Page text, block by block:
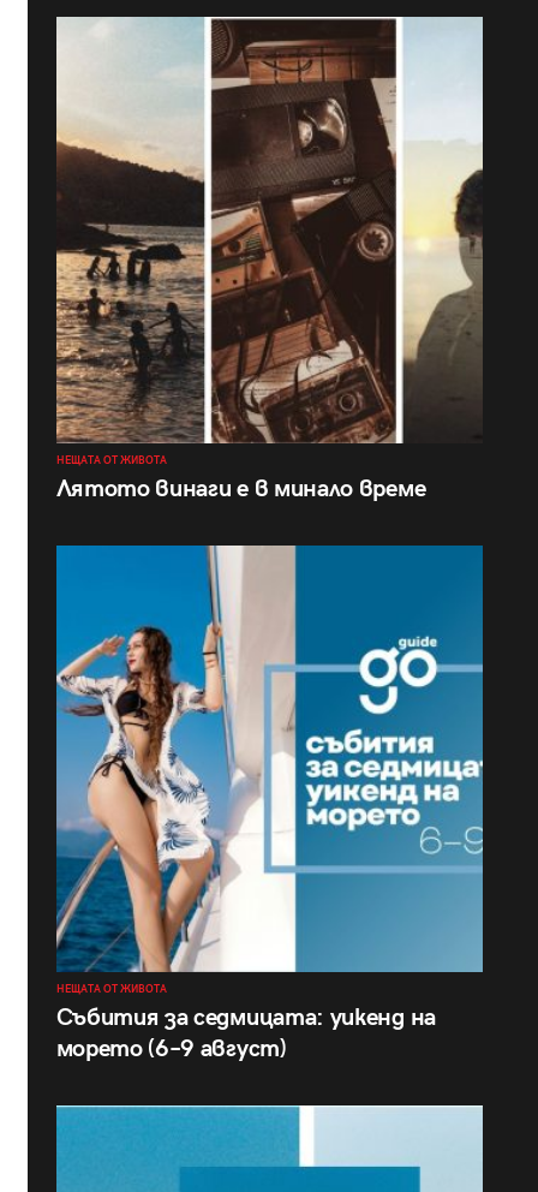
НЕЩАТА ОТ ЖИВОТА
Лятото винаги е в минало време
НЕЩАТА ОТ ЖИВОТА
Събития за седмицата: уикенд на
морето (6–9 август)